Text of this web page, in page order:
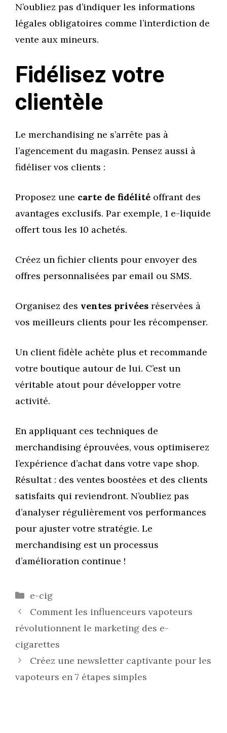
N’oubliez pas d’indiquer les informations
légales obligatoires comme l’interdiction de
vente aux mineurs.
Fidélisez votre
clientèle
Le merchandising ne s’arrête pas à
l’agencement du magasin. Pensez aussi à
fidéliser vos clients :
Proposez une carte de fidélité offrant des
avantages exclusifs. Par exemple, 1 e-liquide
offert tous les 10 achetés.
Créez un fichier clients pour envoyer des
offres personnalisées par email ou SMS.
Organisez des ventes privées réservées à
vos meilleurs clients pour les récompenser.
Un client fidèle achète plus et recommande
votre boutique autour de lui. C’est un
véritable atout pour développer votre
activité.
En appliquant ces techniques de
merchandising éprouvées, vous optimiserez
l’expérience d’achat dans votre vape shop.
Résultat : des ventes boostées et des clients
satisfaits qui reviendront. N’oubliez pas
d’analyser régulièrement vos performances
pour ajuster votre stratégie. Le
merchandising est un processus
d’amélioration continue !
Catégories
e-cig
Comment les influenceurs vapoteurs
révolutionnent le marketing des e-
cigarettes
Créez une newsletter captivante pour les
vapoteurs en 7 étapes simples